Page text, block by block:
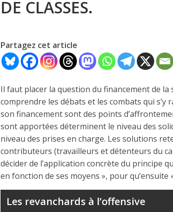
DE CLASSES.
Partagez cet article
Il faut placer la question du financement de
comprendre les débats et les combats qui s’y
son financement sont des points
sont apportées déterminent le niveau des
niveau des prises en charge. Les solutions
contributeurs (travailleurs et détenteurs du
décider de l’application concrète du principe
en fonction de ses moyens », pour
Les revanchards à l’offensive